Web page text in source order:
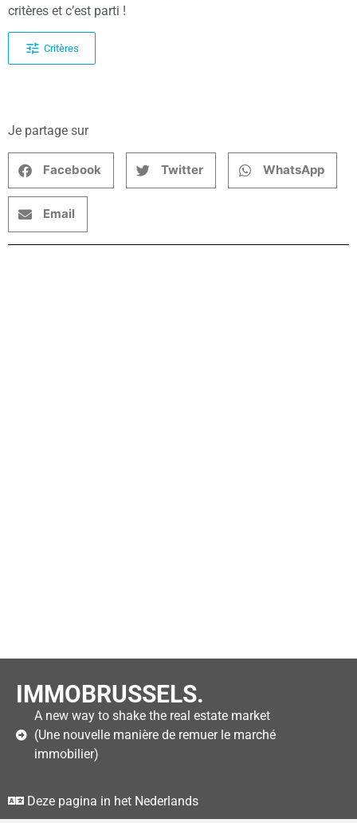
critères et c’est parti !
Critères
Je partage sur
Facebook Twitter WhatsApp
Email
IMMOBRUSSELS.
A new way to shake the real estate market
(Une nouvelle manière de remuer le marché
immobilier)
Deze pagina in het Nederlands